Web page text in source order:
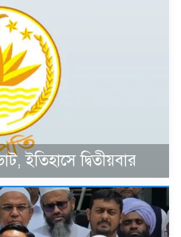
ইতিহাসে দ্বিতীয়বার